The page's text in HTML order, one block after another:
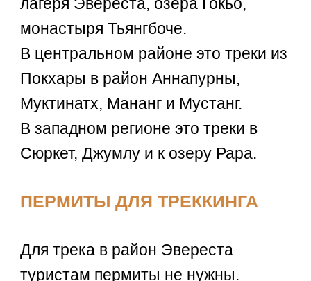
монастыря Тьянгбоче.
В центральном районе это треки из
Покхары в район Аннапурны,
Муктинатх, Мананг и Мустанг.
В западном регионе это треки в
Сюркет, Джумлу и к озеру Рара.
ПЕРМИТЫ ДЛЯ ТРЕККИНГА
Для трека в район Эвереста
туристам пермиты не нужны.